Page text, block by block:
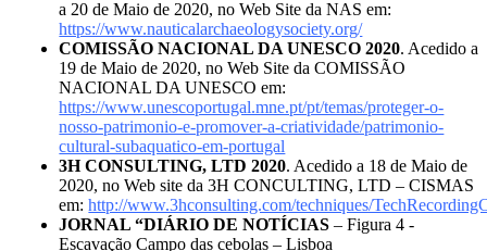
a 20 de Maio de 2020, no Web Site da NAS em:
https://www.nauticalarchaeologysociety.org/
COMISSÃO NACIONAL DA UNESCO 2020. Acedido a
19 de Maio de 2020, no Web Site da COMISSÃO
NACIONAL DA UNESCO em:
https://www.unescoportugal.mne.pt/pt/temas/proteger-o-
nosso-patrimonio-e-promover-a-criatividade/patrimonio-
cultural-subaquatico-em-portugal
3H CONSULTING, LTD 2020. Acedido a 18 de Maio de
2020, no Web site da 3H CONCULTING, LTD – CISMAS
em:http://www.3hconsulting.com/techniques/
JORNAL “DIÁRIO DE NOTÍCIAS – Figura 4 -
Escavação Campo das cebolas – Lisboa